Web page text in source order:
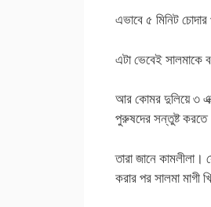
এভাবে ৫ মিনিট
এটা ভেবেই
আর কোমর দুলিয়ে ৩
পুরুষদের সন্তুষ্ট
তারা জানে
করার পর সালমা মাগী